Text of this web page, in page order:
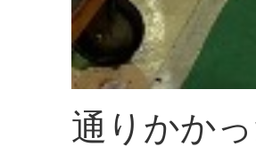
通りかか